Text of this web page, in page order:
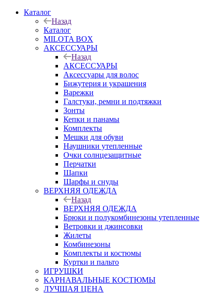
Каталог
Назад
Каталог
MILOTA BOX
АКСЕССУАРЫ
Назад
АКСЕССУАРЫ
Аксессуары для волос
Бижутерия и украшения
Варежки
Галстуки, ремни и подтяжки
Зонты
Кепки и панамы
Комплекты
Мешки для обуви
Наушники утепленные
Очки солнцезащитные
Перчатки
Шапки
Шарфы и снуды
ВЕРХНЯЯ ОДЕЖДА
Назад
ВЕРХНЯЯ ОДЕЖДА
Брюки и полукомбинезоны утепленные
Ветровки и джинсовки
Жилеты
Комбинезоны
Комплекты и костюмы
Куртки и пальто
ИГРУШКИ
КАРНАВАЛЬНЫЕ КОСТЮМЫ
ЛУЧШАЯ ЦЕНА